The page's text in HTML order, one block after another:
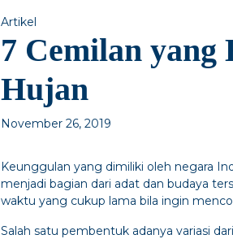
Artikel
7 Cemilan
Hujan
November 26, 2019
Keunggulan yang dimiliki oleh negara
menjadi bagian dari adat dan budaya
waktu yang cukup lama bila ingin
Salah satu pembentuk adanya variasi